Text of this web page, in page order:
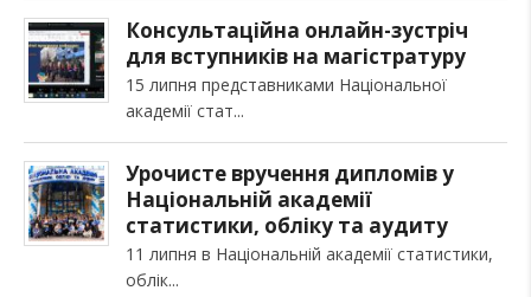
Консультаційна онлайн-зустріч
для вступників на магістратуру
15 липня представниками Національної
академії стат
Урочисте вручення дипломів у
Національній академії
статистики, обліку та аудиту
11 липня в Національній академії статистики,
облік